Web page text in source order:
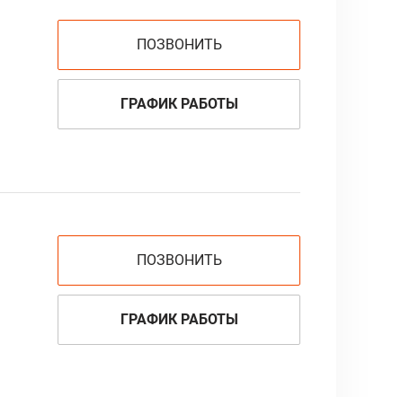
ПОЗВОНИТЬ
ГРАФИК РАБОТЫ
ПОЗВОНИТЬ
ГРАФИК РАБОТЫ